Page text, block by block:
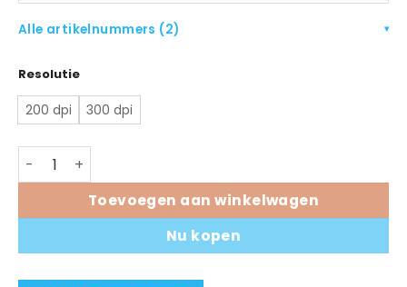
Alle artikelnummers (2) ▾
Resolutie
200 dpi 300 dpi
Zebra ZT411 industriële labelprinter aantal
Toevoegen aan winkelwagen
Nu kopen